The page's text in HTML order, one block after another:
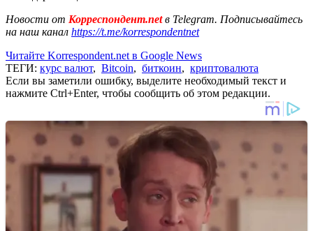
Новости от Корреспондент.netв Telegram. Подписывайтесь
на наш канал https://t.me/korrespondentnet
Читайте Korrespondent.net в Google News
ТЕГИ: курс валют, Bitcoin, биткоин, криптовалюта
Если вы заметили ошибку, выделите необходимый текст и
нажмите Ctrl+Enter, чтобы сообщить об этом редакции.